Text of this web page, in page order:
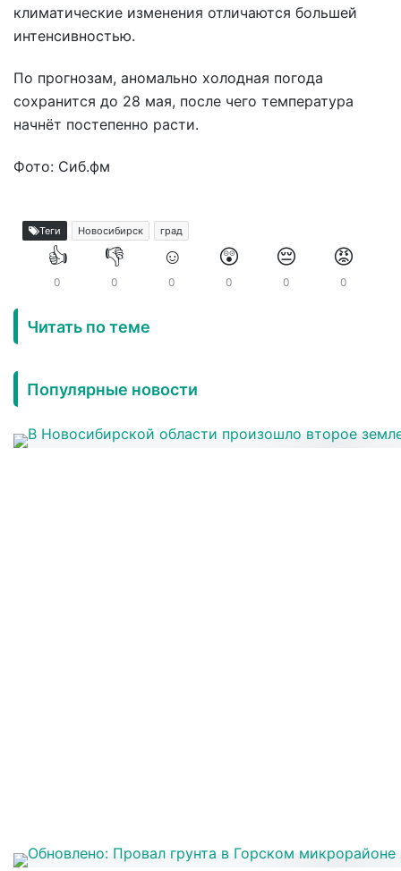
климатические изменения отличаются большей
интенсивностью.
По прогнозам, аномально холодная погода
сохранится до 28 мая, после чего температура
начнёт постепенно расти.
Фото: Сиб.фм
Теги Новосибирск град
👍
0
👎
0
☺️
0
😲
0
😔
0
😡
0
Читать по теме
Популярные новости